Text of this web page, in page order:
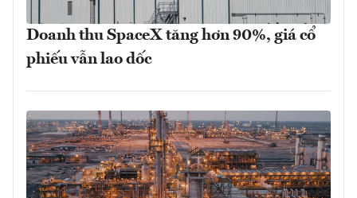
Doanh thu SpaceX tăng hơn 90%, giá cổ
phiếu vẫn lao dốc